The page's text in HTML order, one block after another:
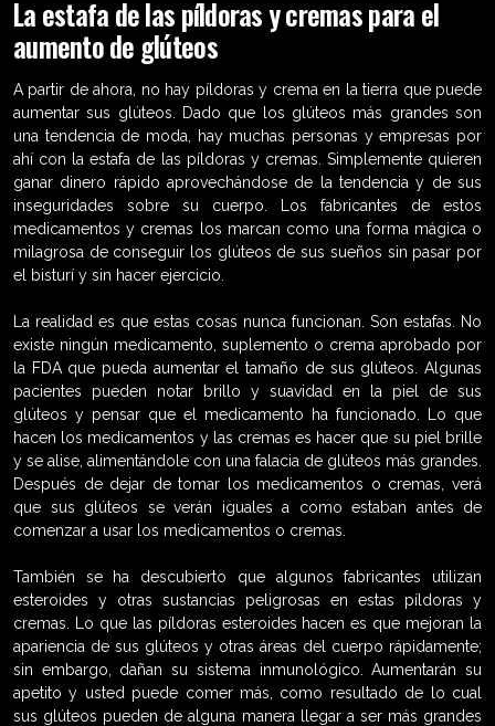
La estafa de las píldoras y cremas para el
aumento de glúteos
A partir de ahora, no hay píldoras y crema en la tierra que puede
aumentar sus glúteos. Dado que los glúteos más grandes son
una tendencia de moda, hay muchas personas y empresas por
ahí con la estafa de las píldoras y cremas. Simplemente quieren
ganar dinero rápido aprovechándose de la tendencia y de sus
inseguridades sobre su cuerpo. Los fabricantes de estos
medicamentos y cremas los marcan como una forma mágica o
milagrosa de conseguir los glúteos de sus sueños sin pasar por
el bisturí y sin hacer ejercicio.
La realidad es que estas cosas nunca funcionan. Son estafas. No
existe ningún medicamento, suplemento o crema aprobado por
la FDA que pueda aumentar el tamaño de sus glúteos. Algunas
pacientes pueden notar brillo y suavidad en la piel de sus
glúteos y pensar que el medicamento ha funcionado. Lo que
hacen los medicamentos y las cremas es hacer que su piel brille
y se alise, alimentándole con una falacia de glúteos más grandes.
Después de dejar de tomar los medicamentos o cremas, verá
que sus glúteos se verán iguales a como estaban antes de
comenzar a usar los medicamentos o cremas.
También se ha descubierto que algunos fabricantes utilizan
esteroides y otras sustancias peligrosas en estas píldoras y
cremas. Lo que las píldoras esteroides hacen es que mejoran la
apariencia de sus glúteos y otras áreas del cuerpo rápidamente;
sin embargo, dañan su sistema inmunológico. Aumentarán su
apetito y usted puede comer más, como resultado de lo cual
sus glúteos pueden de alguna manera llegar a ser más grandes